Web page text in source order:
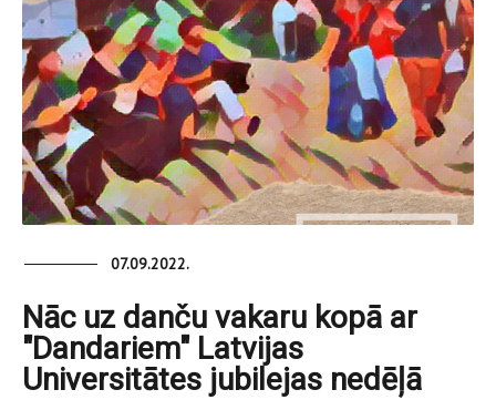
07.09.2022.
Nāc uz danču vakaru kopā ar
"Dandariem" Latvijas
Universitātes jubilejas nedēļā